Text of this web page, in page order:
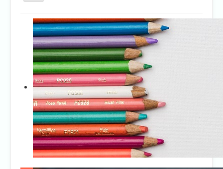
Αρχική
ΔΠΕ
Τμήμα Α'
Τμήμα Β'
Τμήμα Γ'
Τμήμα Δ'
Τμήμα E'
Επικοινωνία